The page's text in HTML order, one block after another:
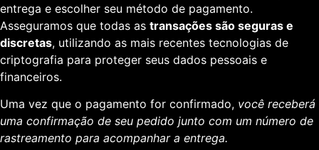
entrega e escolher seu método de pagamento.
Asseguramos que todas as transações são seguras e
discretas, utilizando as mais recentes tecnologias de
criptografia para proteger seus dados pessoais e
financeiros.
Uma vez que o pagamento for confirmado, você receberá
uma confirmação de seu pedido junto com um número de
rastreamento para acompanhar a entrega.